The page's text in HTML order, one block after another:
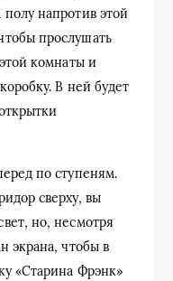
напротив этой
прослушать
комнаты и
В ней будет
по ступеням.
сверху, вы
но, несмотря
экрана, чтобы в
«Старина Фрэнк»